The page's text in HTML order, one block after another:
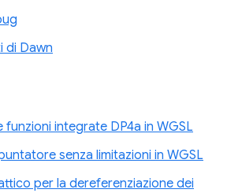
di Dawn
integrate DP4a in WGSL
senza limitazioni in WGSL
per la dereferenziazione dei